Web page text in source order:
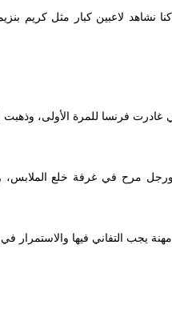
نشاهد لاعبين كبار مثل كريم
غادرت فرنسا للمرة الأولى،
مرح في غرفة خلع الملابس،
يجب التفاني فيها والاستمرار